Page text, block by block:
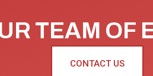
TEAM OF
CONTACT US